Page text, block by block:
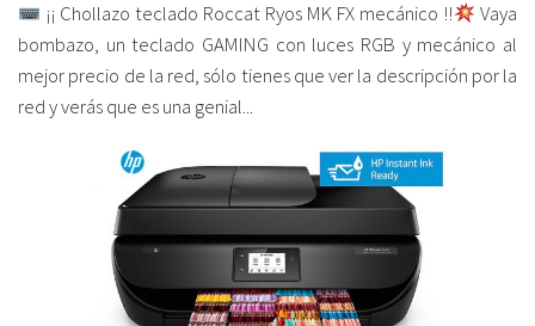
¡¡ Chollazo teclado Roccat Ryos MK FX mecánico !!
Vaya
bombazo, un teclado GAMING con luces RGB y mecánico al
mejor precio de la red, sólo tienes que ver la descripción por la
red y verás que es una genial...